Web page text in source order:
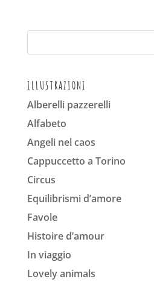
ILLUSTRAZIONI
Alberelli pazzerelli
Alfabeto
Angeli nel caos
Cappuccetto a Torino
Circus
Equilibrismi d’amore
Favole
Histoire d’amour
In viaggio
Lovely animals